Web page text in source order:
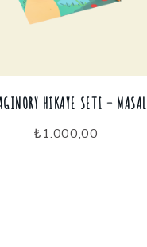
HIKAYE SETI – MASAL
₺1.000,00